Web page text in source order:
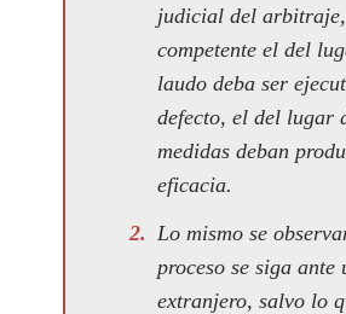
judicial del
competente el del
laudo deba ser
defecto, el del lugar
medidas deban
eficacia.
Lo mismo se
proceso se siga
extranjero, salvo lo